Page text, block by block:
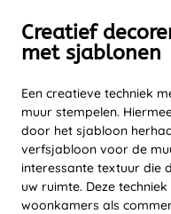
Creatief
met sjablonen
Een creatieve techniek
muur stempelen.
door het sjabloon
verfsjabloon voor de
interessante textuur die
uw ruimte. Deze
woonkamers als